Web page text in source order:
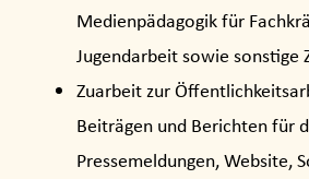
Medienpädagogik für
Jugendarbeit sowie sonstige
Zuarbeit zur
Beiträgen und Berichten für
Pressemeldungen, Website,